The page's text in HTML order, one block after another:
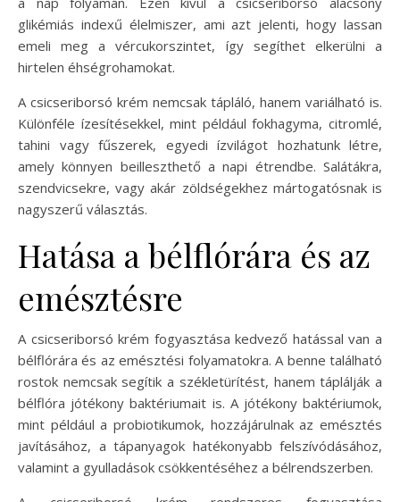
glikémiás indexű élelmiszer, ami azt jelenti, hogy lassan
emeli meg a vércukorszintet, így segíthet elkerülni a
hirtelen éhségrohamokat.
A csicseriborsó krém nemcsak tápláló, hanem variálható is.
Különféle ízesítésekkel, mint például fokhagyma, citromlé,
tahini vagy fűszerek, egyedi ízvilágot hozhatunk létre,
amely könnyen beilleszthető a napi étrendbe. Salátákra,
szendvicsekre, vagy akár zöldségekhez mártogatósnak is
nagyszerű választás.
Hatása a bélflórára és az
emésztésre
A csicseriborsó krém fogyasztása kedvező hatással van a
bélflórára és az emésztési folyamatokra. A benne található
rostok nemcsak segítik a székletürítést, hanem táplálják a
bélflóra jótékony baktériumait is. A jótékony baktériumok,
mint például a probiotikumok, hozzájárulnak az emésztés
javításához, a tápanyagok hatékonyabb felszívódásához,
valamint a gyulladások csökkentéséhez a bélrendszerben.